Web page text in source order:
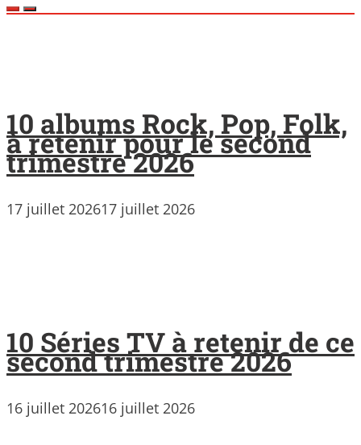
10 albums Rock, Pop, Folk,
à retenir pour le second
trimestre 2026
17 juillet 202617 juillet 2026
10 Séries TV à retenir de ce
second trimestre 2026
16 juillet 202616 juillet 2026